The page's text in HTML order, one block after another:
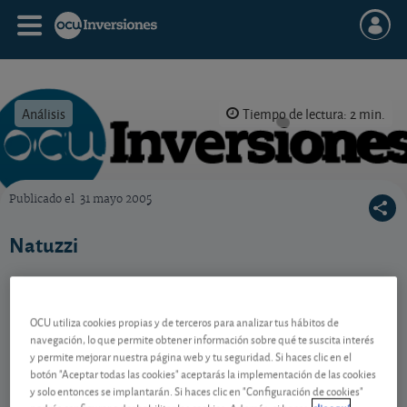
Análisis Tiempo de lectura: 2 min.
Publicado el 31 mayo 2005
Natuzzi
Contenido reservado a SOCIOS
Gestiona tu dinero con visión
OCU utiliza cookies propias y de terceros para analizar tus hábitos de
navegación, lo que permite obtener información sobre qué te suscita interés
y permite mejorar nuestra página web y tu seguridad. Si haces clic en el
botón "Aceptar todas las cookies" aceptarás la implementación de las cookies
y solo entonces se implantarán. Si haces clic en "Configuración de cookies"